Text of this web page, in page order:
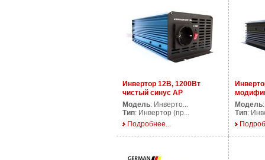
Инвертор 12В, 1200Вт
чистый синус AP
PS1200/12V
Модель: Инверто...
Тип: Инвертор (пр...
Подробнее...
AP
Модель
Тип: